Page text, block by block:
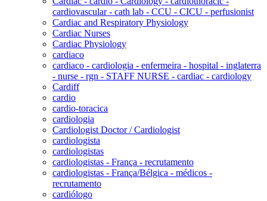
cardiovascular - cath lab - CCU - CICU - perfusionist
Cardiac and Respiratory Physiology
Cardiac Nurses
Cardiac Physiology
cardiaco
cardiaco - cardiologia - enfermeira - hospital - inglaterra
- nurse - rgn - STAFF NURSE - cardiac - cardiology
Cardiff
cardio
cardio-toracica
cardiologia
Cardiologist Doctor / Cardiologist
cardiologista
cardiologistas
cardiologistas - França - recrutamento
cardiologistas - França/Bélgica - médicos -
recrutamento
cardiólogo